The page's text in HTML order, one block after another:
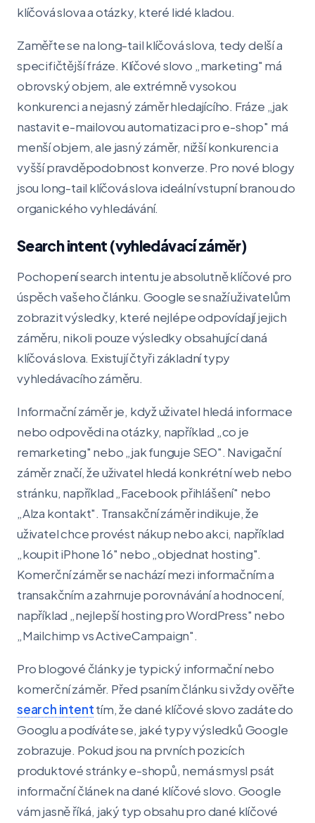
klíčová slova a otázky, které lidé kladou.
Zaměřte se na long-tail klíčová slova, tedy delší a
specifičtější fráze. Klíčové slovo „marketing" má
obrovský objem, ale extrémně vysokou
konkurenci a nejasný záměr hledajícího. Fráze „jak
nastavit e-mailovou automatizaci pro e-shop" má
menší objem, ale jasný záměr, nižší konkurenci a
vyšší pravděpodobnost konverze. Pro nové blogy
jsou long-tail klíčová slova ideální vstupní branou do
organického vyhledávání.
Search intent (vyhledávací záměr)
Pochopení search intentu je absolutně klíčové pro
úspěch vašeho článku. Google se snaží uživatelům
zobrazit výsledky, které nejlépe odpovídají jejich
záměru, nikoli pouze výsledky obsahující daná
klíčová slova. Existují čtyři základní typy
vyhledávacího záměru.
Informační záměr je, když uživatel hledá informace
nebo odpovědi na otázky, například „co je
remarketing" nebo „jak funguje SEO". Navigační
záměr značí, že uživatel hledá konkrétní web nebo
stránku, například „Facebook přihlášení" nebo
„Alza kontakt". Transakční záměr indikuje, že
uživatel chce provést nákup nebo akci, například
„koupit iPhone 16" nebo „objednat hosting".
Komerční záměr se nachází mezi informačním a
transakčním a zahrnuje porovnávání a hodnocení,
například „nejlepší hosting pro WordPress" nebo
„Mailchimp vs ActiveCampaign".
Pro blogové články je typický informační nebo
komerční záměr. Před psaním článku si vždy ověřte
search intenttím, že dané klíčové slovo zadáte do
Googlu a podíváte se, jaké typy výsledků Google
zobrazuje. Pokud jsou na prvních pozicích
produktové stránky e-shopů, nemá smysl psát
informační článek na dané klíčové slovo. Google
vám jasně říká, jaký typ obsahu pro dané klíčové